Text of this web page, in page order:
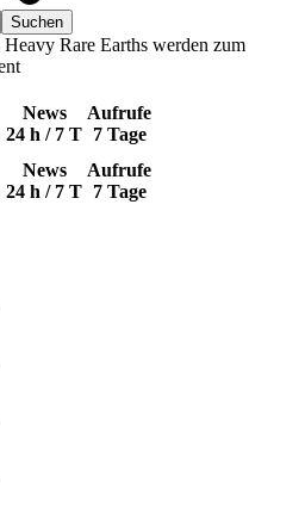
Rare Earths werden zum
News
24 h / 7 T
Aufrufe
7 Tage
News
24 h / 7 T
Aufrufe
7 Tage